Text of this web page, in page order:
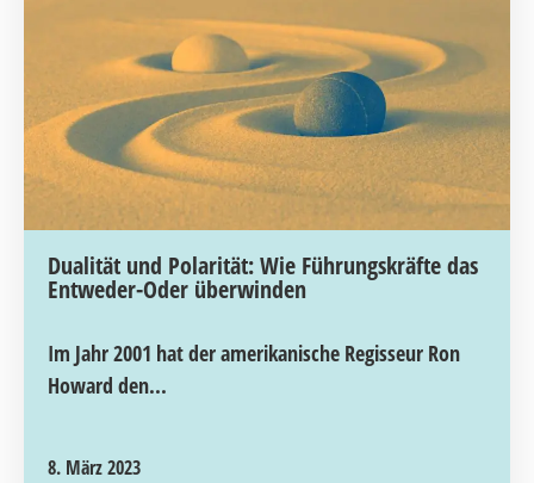
Dualität und Polarität: Wie Führungskräfte das
Entweder-Oder überwinden
Im Jahr 2001 hat der amerikanische Regisseur Ron
Howard den...
8. März 2023